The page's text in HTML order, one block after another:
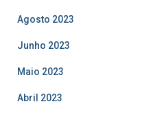
Agosto 2023
Junho 2023
Maio 2023
Abril 2023